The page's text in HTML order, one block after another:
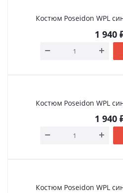
Костюм Poseidon WPL
1 940
Костюм Poseidon WPL
1 940
Костюм Poseidon WPL